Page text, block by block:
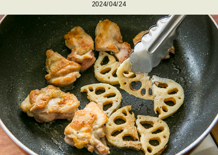
2024/04/24